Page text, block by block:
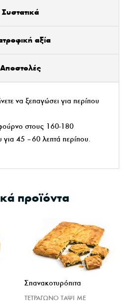
Συστατικά
αξία
Αποστολές
να ξεπαγώσει για περίπου
στους 160-180
45 – 60 λεπτά περίπου.
προϊόντα
Σπανακοτυρόπιτα
ΤΕΤΡΑΓΩΝΟ ΤΑΨΙ ΜΕ